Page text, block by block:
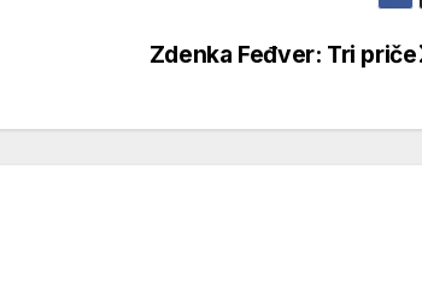
Zdenka Feđver: Tri priče